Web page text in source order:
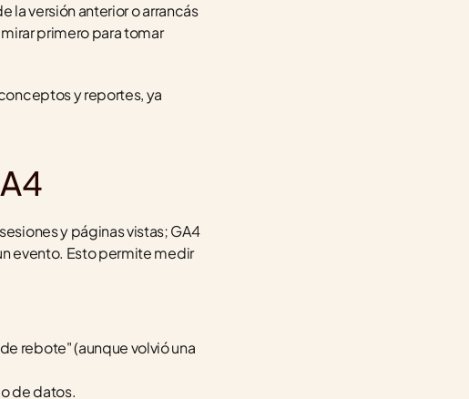
la versión anterior o arrancás
primero para tomar
y reportes, ya
y páginas vistas; GA4
evento. Esto permite medir
rebote" (aunque volvió una
de datos.